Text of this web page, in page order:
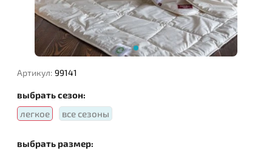
Артикул: 99141
выбрать сезон:
легкое
все сезоны
выбрать размер:
Наполнитель: